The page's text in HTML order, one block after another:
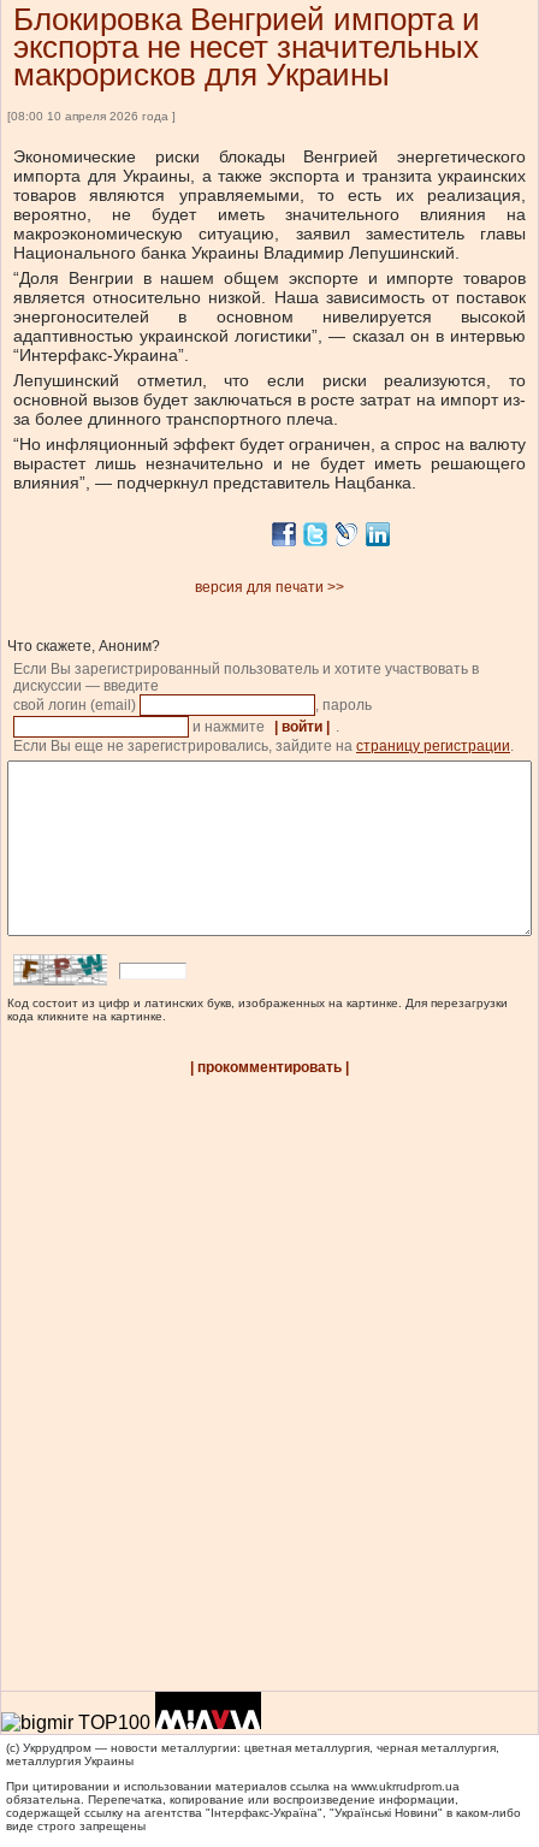
Блокировка Венгрией импорта и
экспорта не несет значительных
макрорисков для Украины
[08:00 10 апреля 2026 года ]
Экономические риски блокады Венгрией энергетического
импорта для Украины, а также экспорта и транзита украинских
товаров являются управляемыми, то есть их реализация,
вероятно, не будет иметь значительного влияния на
макроэкономическую ситуацию, заявил заместитель главы
Национального банка Украины Владимир Лепушинский.
“Доля Венгрии в нашем общем экспорте и импорте товаров
является относительно низкой. Наша зависимость от поставок
энергоносителей в основном нивелируется высокой
адаптивностью украинской логистики”, — сказал он в интервью
“Интерфакс-Украина”.
Лепушинский отметил, что если риски реализуются, то
основной вызов будет заключаться в росте затрат на импорт из-
за более длинного транспортного плеча.
“Но инфляционный эффект будет ограничен, а спрос на валюту
вырастет лишь незначительно и не будет иметь решающего
влияния”, — подчеркнул представитель Нацбанка.
версия для печати >>
Что скажете, Аноним?
Если Вы зарегистрированный пользователь и хотите участвовать в
дискуссии — введите
свой логин (email)
, пароль
и нажмите
| войти |
.
Если Вы еще не зарегистрировались, зайдите на страницу регистрации.
Код состоит из цифр и латинских букв, изображенных на картинке. Для перезагрузки
кода кликните на картинке.
| прокомментировать |
(c) Укррудпром — новости металлургии: цветная металлургия, черная металлургия,
металлургия Украины
При цитировании и использовании материалов ссылка на www.ukrrudprom.ua
обязательна. Перепечатка, копирование или воспроизведение информации,
содержащей ссылку на агентства "Iнтерфакс-Україна", "Українськi Новини" в каком-либо
виде строго запрещены